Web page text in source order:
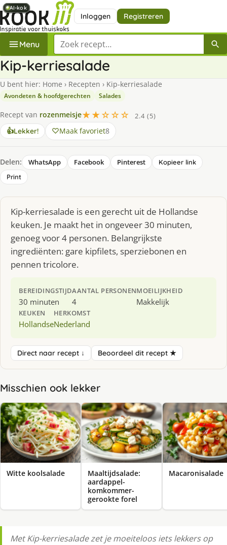
Inloggen Registreren
Menu Zoek een recept
Kip-kerriesalade
U bent hier: Home › Recepten › Kip-kerriesalade
Avondeten & hoofdgerechten Salades
Recept van rozenmeisje★★☆☆☆
2.4 (5)
👍Lekker! Maak favoriet8
Delen: WhatsApp Facebook Pinterest
Kopieer link
Print
Kip-kerriesalade is een gerecht uit de Hollandse
keuken. Je maakt het in ongeveer 30 minuten,
genoeg voor 4 personen. Belangrijkste
ingrediënten: gare kipfilets, sperziebonen en
pennen tricolore.
BEREIDINGSTIJD
30 minuten
AANTAL PERSONEN
4
MOEILIJKHEID
Makkelijk
KEUKEN
Hollandse
HERKOMST
Nederland
Direct naar recept ↓ Beoordeel dit recept ★
Misschien ook lekker
AI-kok
Witte koolsalade
AI-kok
Maaltijdsalade:
aardappel-
komkommer-
gerookte forel
AI-kok
Macaronisalade
AI-kok
AI-kok
AI-kok
AI-kok
Met Kip-kerriesalade zet je moeiteloos iets lekkers op